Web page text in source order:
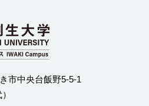
市中央台飯野5-5-1